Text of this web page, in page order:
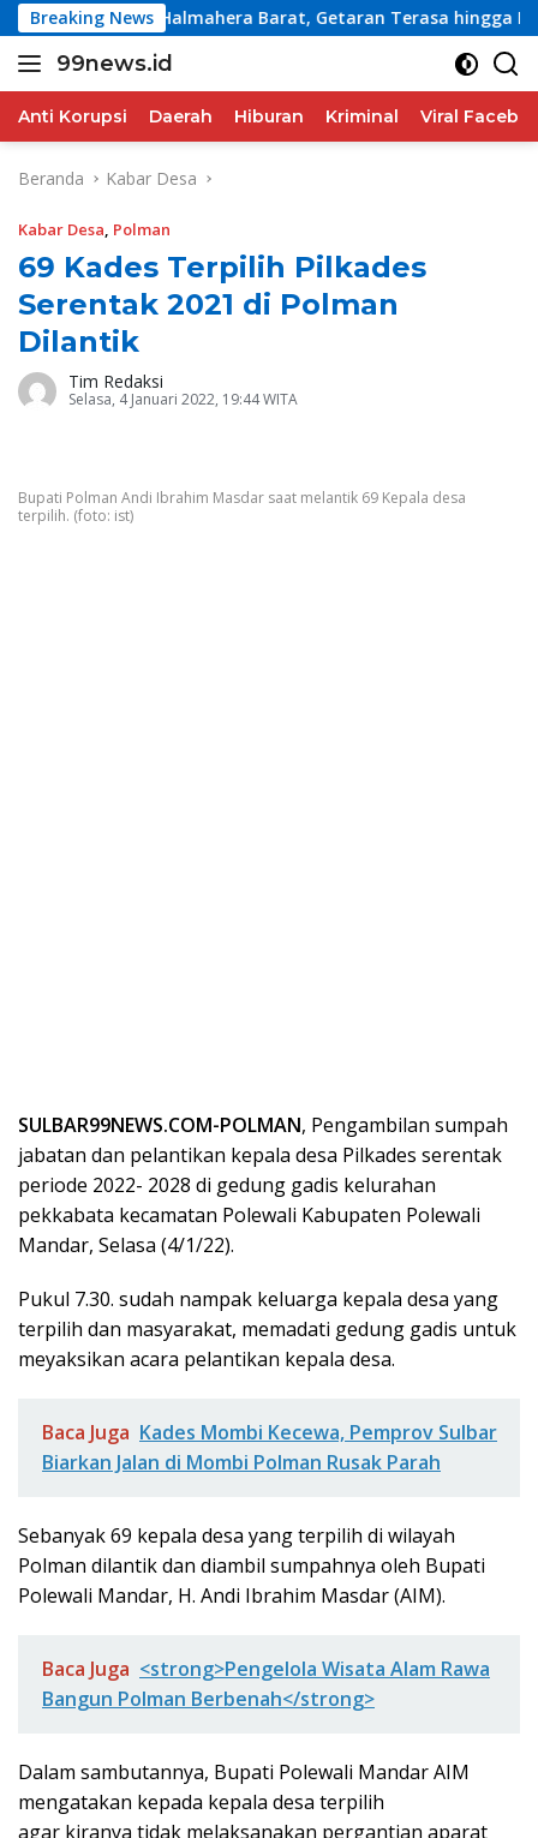
Langsung
ke
konten
Breaking News
Guncang Halmahera Barat, Getaran Terasa hingga
99news.id
Terbaik
Anti Korupsi Daerah Hiburan Kriminal Viral
Beranda Kabar Desa
Kabar Desa, Polman
69 Kades Terpilih Pilkades
Serentak 2021 di Polman
Dilantik
Tim Redaksi
Selasa, 4 Januari 2022, 19:44 WITA
Bupati Polman Andi Ibrahim Masdar saat melantik 69 Kepala desa
terpilih. (foto: ist)
SULBAR99NEWS.COM-POLMAN, Pengambilan sumpah
jabatan dan pelantikan kepala desa Pilkades serentak
periode 2022- 2028 di gedung gadis kelurahan
pekkabata kecamatan Polewali Kabupaten Polewali
Mandar, Selasa (4/1/22).
Pukul 7.30. sudah nampak keluarga kepala desa yang
terpilih dan masyarakat, memadati gedung gadis untuk
meyaksikan acara pelantikan kepala desa.
Baca Juga Kades Mombi Kecewa, Pemprov Sulbar
Biarkan Jalan di Mombi Polman Rusak Parah
Sebanyak 69 kepala desa yang terpilih di wilayah
Polman dilantik dan diambil sumpahnya oleh Bupati
Polewali Mandar, H. Andi Ibrahim Masdar (AIM).
Baca Juga <strong>Pengelola Wisata Alam Rawa
Bangun Polman Berbenah</strong>
Dalam sambutannya, Bupati Polewali Mandar AIM
mengatakan kepada kepala desa terpilih
agar kiranya tidak melaksanakan pergantian aparat